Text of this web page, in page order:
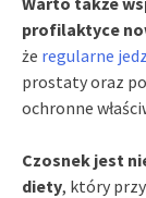
profilaktyce
że regularne
prostaty oraz
ochronne
Czosnek jest
diety, który